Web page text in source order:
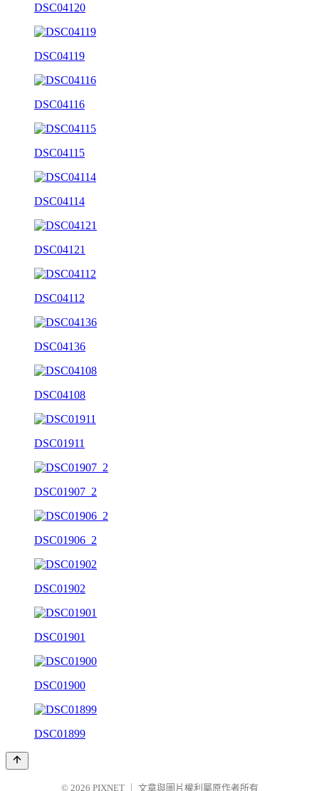
DSC04120
DSC04119
DSC04116
DSC04115
DSC04114
DSC04121
DSC04112
DSC04136
DSC04108
DSC01911
DSC01907_2
DSC01906_2
DSC01902
DSC01901
DSC01900
DSC01899
© 2026 PIXNET 文章與圖片權利屬原作者所有